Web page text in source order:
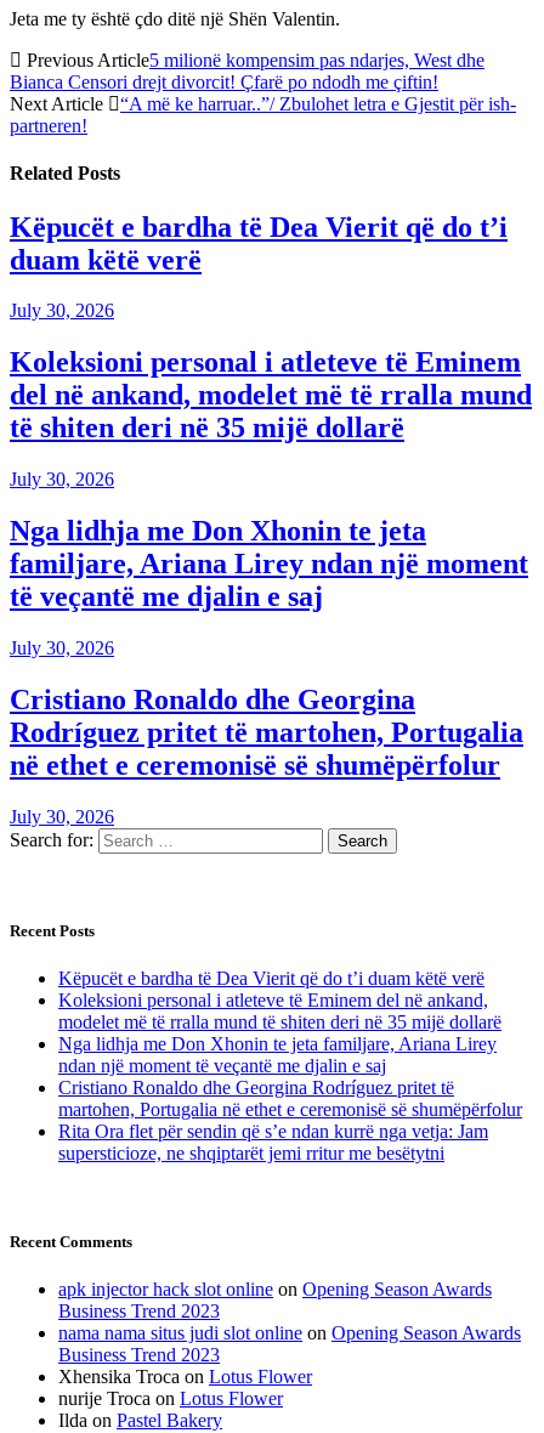
Jeta me ty është çdo ditë një Shën Valentin.
Previous Article5 milionë kompensim pas ndarjes, West dhe
Bianca Censori drejt divorcit! Çfarë po ndodh me çiftin!
Next Article
“A më ke harruar..”/ Zbulohet letra e Gjestit për ish-
partneren!
Related Posts
Këpucët e bardha të Dea Vierit që do t’i
duam këtë verë
July 30, 2026
Koleksioni personal i atleteve të Eminem
del në ankand, modelet më të rralla mund
të shiten deri në 35 mijë dollarë
July 30, 2026
Nga lidhja me Don Xhonin te jeta
familjare, Ariana Lirey ndan një moment
të veçantë me djalin e saj
July 30, 2026
Cristiano Ronaldo dhe Georgina
Rodríguez pritet të martohen, Portugalia
në ethet e ceremonisë së shumëpërfolur
July 30, 2026
Search for:
Recent Posts
Këpucët e bardha të Dea Vierit që do t’i duam këtë verë
Koleksioni personal i atleteve të Eminem del në ankand,
modelet më të rralla mund të shiten deri në 35 mijë dollarë
Nga lidhja me Don Xhonin te jeta familjare, Ariana Lirey
ndan një moment të veçantë me djalin e saj
Cristiano Ronaldo dhe Georgina Rodríguez pritet të
martohen, Portugalia në ethet e ceremonisë së shumëpërfolur
Rita Ora flet për sendin që s’e ndan kurrë nga vetja: Jam
supersticioze, ne shqiptarët jemi rritur me besëtytni
Recent Comments
apk injector hack slot online on Opening Season Awards
Business Trend 2023
nama nama situs judi slot online on Opening Season Awards
Business Trend 2023
Xhensika Troca on Lotus Flower
nurije Troca on Lotus Flower
Ilda on Pastel Bakery